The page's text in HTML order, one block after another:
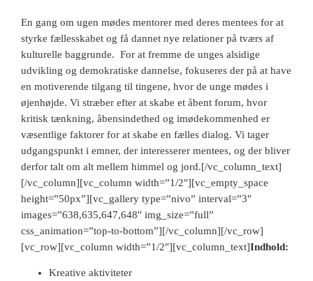
En gang om ugen mødes mentorer med deres mentees for at
styrke fællesskabet og få dannet nye relationer på tværs af
kulturelle baggrunde. For at fremme de unges alsidige
udvikling og demokratiske dannelse, fokuseres der på at have
en motiverende tilgang til tingene, hvor de unge mødes i
øjenhøjde. Vi stræber efter at skabe et åbent forum, hvor
kritisk tænkning, åbensindethed og imødekommenhed er
væsentlige faktorer for at skabe en fælles dialog. Vi tager
udgangspunkt i emner, der interesserer mentees, og der bliver
derfor talt om alt mellem himmel og jord.[/vc_column_text]
[/vc_column][vc_column width=”1/2″][vc_empty_space
height=”50px”][vc_gallery type=”nivo” interval=”3″
images=”638,635,647,648″ img_size=”full”
css_animation=”top-to-bottom”][/vc_column][/vc_row]
[vc_row][vc_column width=”1/2″][vc_column_text]Indhold:
Kreative aktiviteter